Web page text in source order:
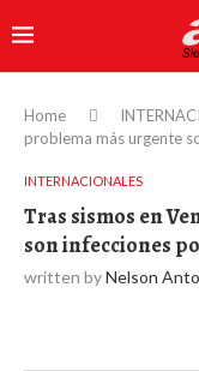
Home
problema más urgente
INTERNACIONALES
Tras sismos en
son infecciones
written byNelson